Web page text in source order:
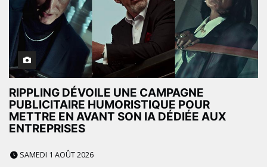
RIPPLING DÉVOILE UNE CAMPAGNE
PUBLICITAIRE HUMORISTIQUE POUR
METTRE EN AVANT SON IA DÉDIÉE AUX
ENTREPRISES
SAMEDI 1 AOÛT 2026